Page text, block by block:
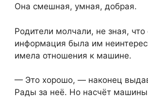
Она смешная, умная, добрая.
Родители молчали, не зная, что
информация была им
имела отношения к машине.
— Это хорошо, — наконец
Рады за неё. Но насчёт